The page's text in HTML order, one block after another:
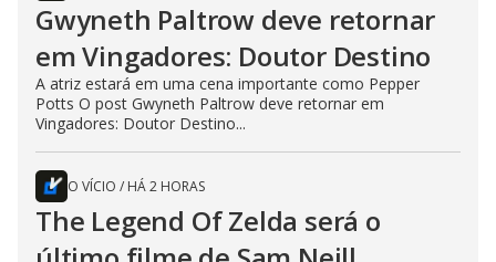
Gwyneth Paltrow deve retornar
em Vingadores: Doutor Destino
A atriz estará em uma cena importante como Pepper
Potts O post Gwyneth Paltrow deve retornar em
Vingadores: Doutor Destino...
O VÍCIO / HÁ 2 HORAS
The Legend Of Zelda será o